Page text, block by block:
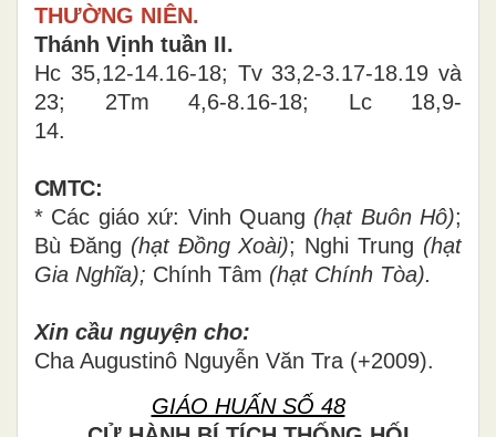
THƯỜNG NIÊN.
Thánh Vịnh tuần II.
Hc 35,12-14.16-18; Tv 33,2-3.17-18.19 và
23; 2Tm 4,6-8.16-18; Lc 18,9-
14.
CMTC:
* Các giáo xứ: Vinh Quang (hạt Buôn Hô);
Bù Đăng (hạt Đồng Xoài); Nghi Trung (hạt
Gia Nghĩa); Chính Tâm (hạt Chính Tòa).
Xin cầu nguyện cho:
Cha Augustinô Nguyễn Văn Tra (+2009).
GIÁO HUẤN SỐ 48